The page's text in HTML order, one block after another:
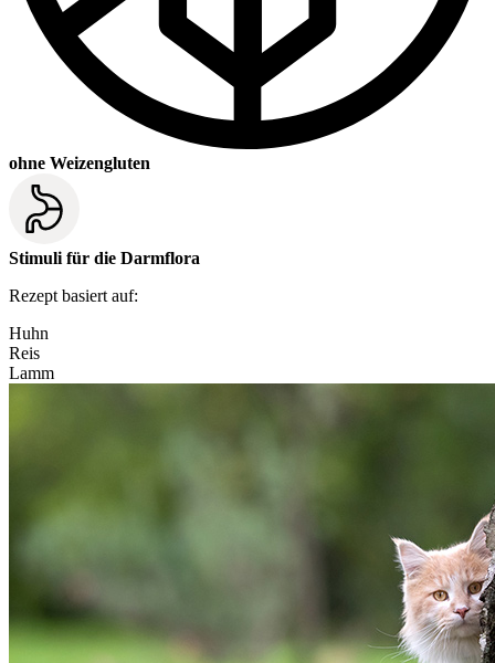
ohne Weizengluten
Stimuli für die Darmflora
Rezept basiert auf:
Huhn
Reis
Lamm